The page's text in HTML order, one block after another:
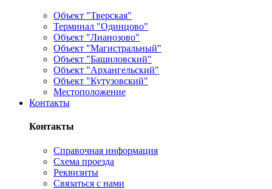
Объект "Тверская"
Терминал "Одинцово"
Объект "Лианозово"
Объект "Магистральный"
Объект "Башиловский"
Объект "Архангельский"
Объект "Кутузовский"
Местоположение
Контакты
Контакты
Справочная информация
Схема проезда
Реквизиты
Связаться с нами